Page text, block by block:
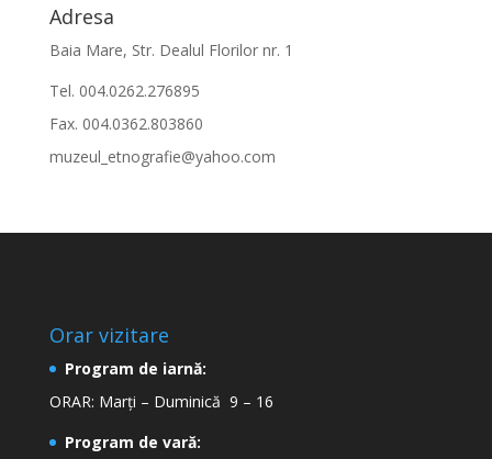
Adresa
Baia Mare, Str. Dealul Florilor nr. 1
Tel. 004.0262.276895
Fax. 004.0362.803860
muzeul_etnografie@yahoo.com
Orar vizitare
Program de iarnă:
ORAR: Marți – Duminică 9 – 16
Program de vară: